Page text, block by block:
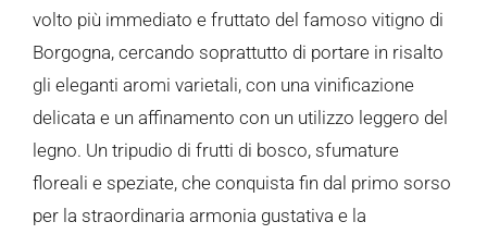
volto più immediato e fruttato del famoso vitigno di
Borgogna, cercando soprattutto di portare in risalto
gli eleganti aromi varietali, con una vinificazione
delicata e un affinamento con un utilizzo leggero del
legno. Un tripudio di frutti di bosco, sfumature
floreali e speziate, che conquista fin dal primo sorso
per la straordinaria armonia gustativa e la